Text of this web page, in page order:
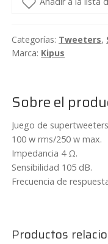
imán
Kipus
ST-
6000
Neo
cantidad
Categorías: Tweeters,
Marca: Kipus
Sobre el
Juego de
100 w rms/250 w max.
Impedancia 4 Ω.
Sensibilidad 105 dB.
Frecuencia de
Productos